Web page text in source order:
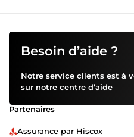
Besoin d’aide ?
Notre service clients est à
sur notre centre d’aide
Partenaires
Assurance par Hiscox